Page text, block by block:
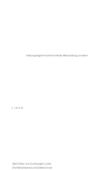
Heilung beginnt nicht erst mit der Behandlung,
LINKS
Start| Über uns| Leistungen | Jobs
| Kontakt | Impressum| Datenschutz